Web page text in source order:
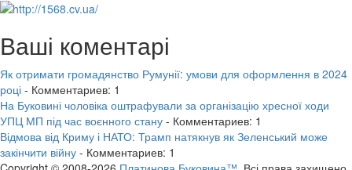
Ваші коментарі
Як отримати громадянство Румунії: умови для оформлення в 2024
році - Комментариев: 1
На Буковині чоловіка оштрафували за організацію хресної ходи
УПЦ МП під час воєнного стану - Комментариев: 1
Відмова від Криму і НАТО: Трамп натякнув як Зеленський може
закінчити війну - Комментариев: 1